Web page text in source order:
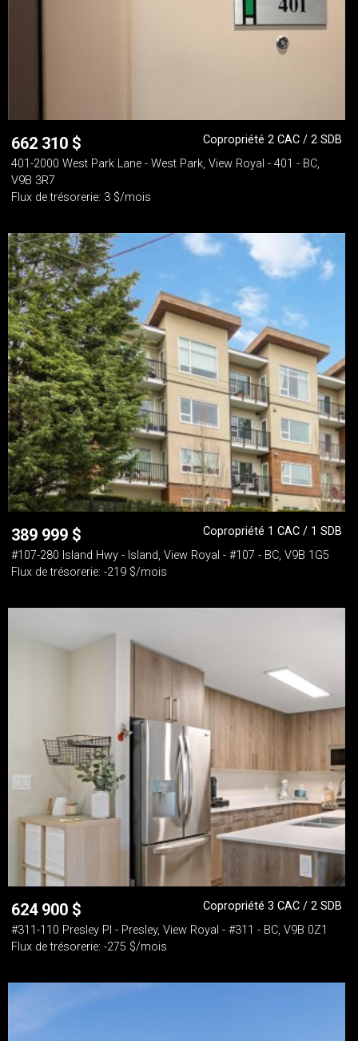
662 310 $
Copropriété 2 CAC / 2 SDB
401-2000 West Park Lane - West Park, View Royal - 401 - BC,
V9B 3R7
Flux de trésorerie: 3 $/mois
389 999 $
Copropriété 1 CAC / 1 SDB
#107-280 Island Hwy - Island, View Royal - #107 - BC, V9B 1G5
Flux de trésorerie: -219 $/mois
624 900 $
Copropriété 3 CAC / 2 SDB
#311-110 Presley Pl - Presley, View Royal - #311 - BC, V9B 0Z1
Flux de trésorerie: -275 $/mois